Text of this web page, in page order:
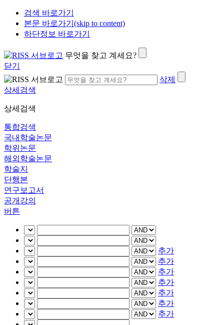
검색 바로가기
본문 바로가기(skip to content)
하단정보 바로가기
무엇을 찾고 계세요?
닫기
삭제
상세검색
상세검색
통합검색
국내학술논문
학위논문
해외학술논문
학술지
단행본
연구보고서
공개강의
버튼
추가
추가
추가
추가
추가
추가
추가